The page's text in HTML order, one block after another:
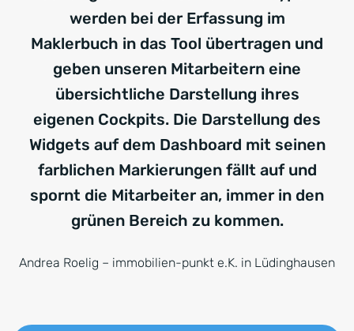
werden bei der Erfassung im
Maklerbuch in das Tool übertragen und
geben unseren Mitarbeitern eine
übersichtliche Darstellung ihres
eigenen Cockpits. Die Darstellung des
Widgets auf dem Dashboard mit seinen
farblichen Markierungen fällt auf und
spornt die Mitarbeiter an, immer in den
grünen Bereich zu kommen.
Andrea Roelig – immobilien-punkt e.K. in Lüdinghausen